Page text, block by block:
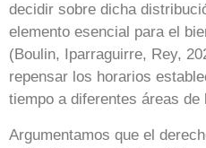
decidir sobre dicha
elemento esencial para el
(Boulin, Iparraguirre, Rey,
repensar los horarios
tiempo a diferentes áreas de
Argumentamos que el